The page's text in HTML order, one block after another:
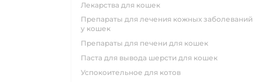
лекарства для кошек
препараты для лечения кожных заболеваний
у кошек
препараты для печени для кошек
паста для вывода шерсти для кошек
успокоительное для котов